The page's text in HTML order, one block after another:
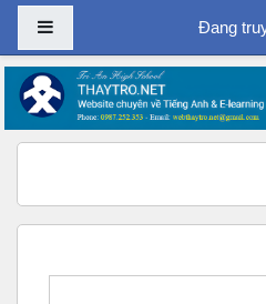
Chuyển tới nội dung chính
Bảng điều khiển cạnhĐang